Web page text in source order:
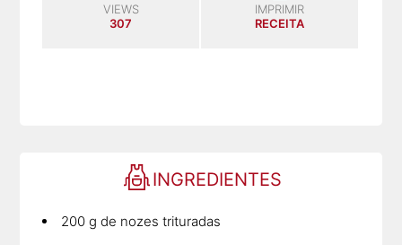
VIEWS
307
IMPRIMIR
RECEITA
INGREDIENTES
200 g de nozes trituradas